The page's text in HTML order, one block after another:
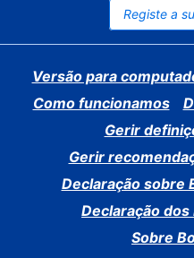
Registe a
Versão para
Como funcionamos
Gerir
Gerir
Declaração sobre
Declaração
Sobre